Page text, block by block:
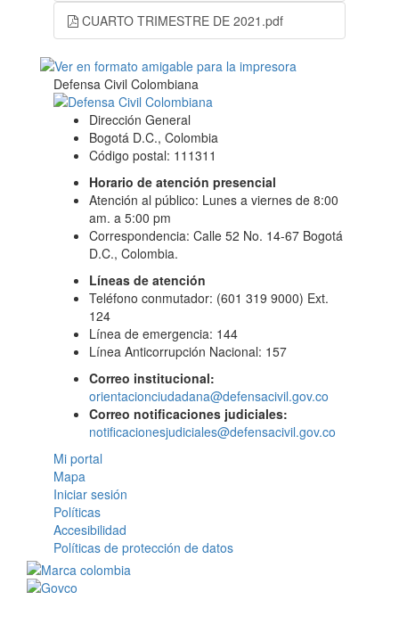
CUARTO TRIMESTRE DE 2021.pdf
Defensa Civil Colombiana
Dirección General
Bogotá D.C., Colombia
Código postal: 111311
Horario de atención presencial
Atención al público: Lunes a viernes de 8:00
am. a 5:00 pm
Correspondencia: Calle 52 No. 14-67 Bogotá
D.C., Colombia.
Líneas de atención
Teléfono conmutador: (601 319 9000) Ext.
124
Línea de emergencia: 144
Línea Anticorrupción Nacional: 157
Correo institucional:
orientacionciudadana@defensacivil.gov.co
Correo notificaciones judiciales:
notificacionesjudiciales@defensacivil.gov.co
Mi portal
Mapa
Iniciar sesión
Políticas
Accesibilidad
Políticas de protección de datos